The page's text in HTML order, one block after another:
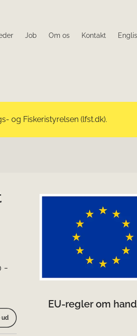
Job Om os Kontakt
og Fiskeristyrelsen (lfst.dk).
-
ud
EU-regler om